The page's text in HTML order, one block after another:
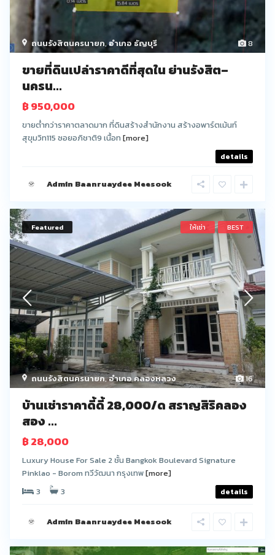
8
ถนนรังสิตนครนายก,อำเภอ ธัญบุรี
ขายที่ดินเปล่าราคาดีที่สุดใน ย่านรังสิต–
นครน...
฿ 950,000
ขายต่ำกว่าราคาตลาดมาก ที่ดินสร้างสำนักงาน สร้างอพาร์ตเม้นท์
สุขุมวิท115 ซอยอภิชาติ9 เนื้อท [more]
details
Admin Baanruaydee Meesook
16
ถนนรังสิตนครนายก,อำเภอ คลองหลวง
Featured ให้เช่า BEST
บ้านเช่าราคาดี้ดี้ 28,000/ด สราญสิริคลอง
สอง ...
฿ 28,000
Luxury House For Sale 2 ชั้น Bangkok Boulevard Signature
Pinklao - Borom ทวีวัฒนา กรุงเทพ[more]
3
3 details
Admin Baanruaydee Meesook